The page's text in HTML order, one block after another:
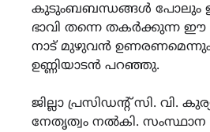
കുടുംബബന്ധങ്ങൾ പോലും
ഭാവി തന്നെ തകർക്കുന്ന ഈ
നാട് മുഴുവൻ
ഉണ്ണിയാടൻ പറഞ്ഞു.
ജില്ലാ പ്രസിഡന്റ്‌ സി. വി.
നേതൃത്വം നൽകി.